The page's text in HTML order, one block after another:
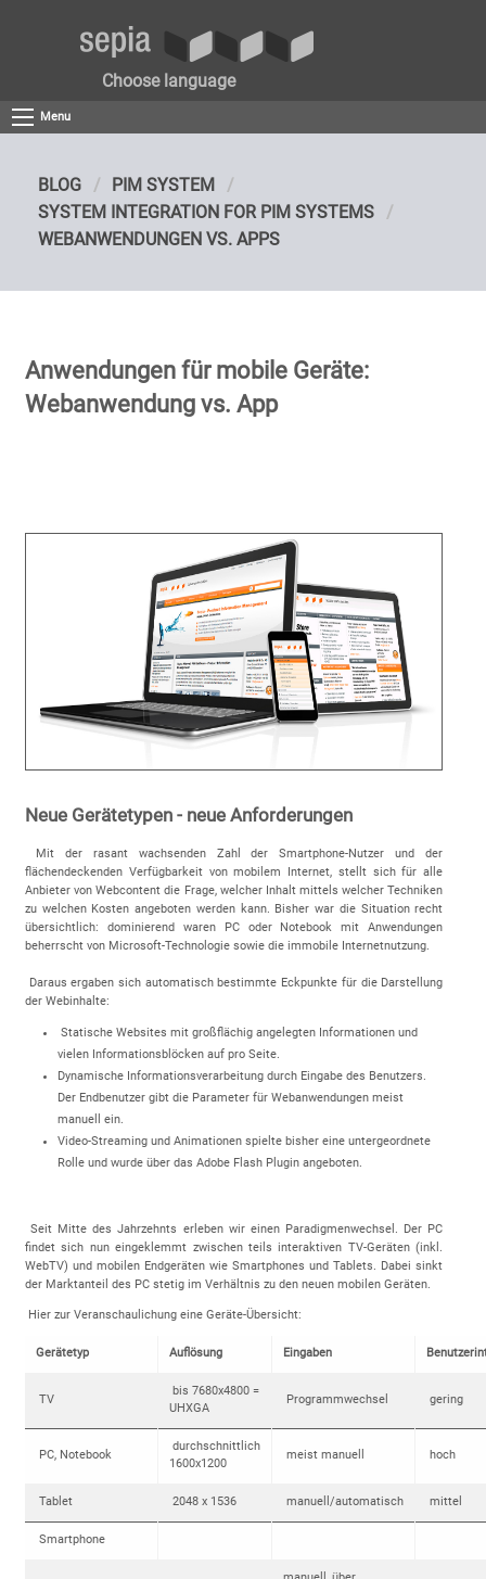
Choose language
Menu
BLOG
PIM SYSTEM
SYSTEM INTEGRATION FOR PIM SYSTEMS
WEBANWENDUNGEN VS. APPS
Anwendungen für mobile Geräte:
Webanwendung vs. App
Neue Gerätetypen - neue Anforderungen
Mit der rasant wachsenden Zahl der Smartphone-Nutzer und der
flächendeckenden Verfügbarkeit von mobilem Internet, stellt sich für alle
Anbieter von Webcontent die Frage, welcher Inhalt mittels welcher Techniken
zu welchen Kosten angeboten werden kann. Bisher war die Situation recht
übersichtlich: dominierend waren PC oder Notebook mit Anwendungen
beherrscht von Microsoft-Technologie sowie die immobile Internetnutzung.
Daraus ergaben sich automatisch bestimmte Eckpunkte für die Darstellung
der Webinhalte:
Statische Websites mit großflächig angelegten Informationen und
vielen Informationsblöcken auf pro Seite.
Dynamische Informationsverarbeitung durch Eingabe des Benutzers.
Der Endbenutzer gibt die Parameter für Webanwendungen meist
manuell ein.
Video-Streaming und Animationen spielte bisher eine untergeordnete
Rolle und wurde über das Adobe Flash Plugin angeboten.
Seit Mitte des Jahrzehnts erleben wir einen Paradigmenwechsel. Der PC
findet sich nun eingeklemmt zwischen teils interaktiven TV-Geräten (inkl.
WebTV) und mobilen Endgeräten wie Smartphones und Tablets. Dabei sinkt
der Marktanteil des PC stetig im Verhältnis zu den neuen mobilen Geräten.
Hier zur Veranschaulichung eine Geräte-Übersicht:
Gerätetyp Auflösung Eingaben
TV
bis 7680x4800 =
UHXGA
Programmwechsel gering
PC, Notebook
durchschnittlich
1600x1200
meist manuell hoch
Tablet 2048 x 1536 manuell/automatisch mittel
Smartphone